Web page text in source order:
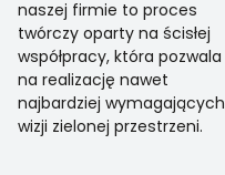
naszej firmie to proces
twórczy oparty na ścisłej
współpracy, która pozwala
na realizację nawet
najbardziej wymagających
wizji zielonej przestrzeni.